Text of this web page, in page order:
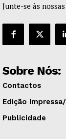
Junte-se às
Sobre Nós:
Contactos
Edição
Publicidade